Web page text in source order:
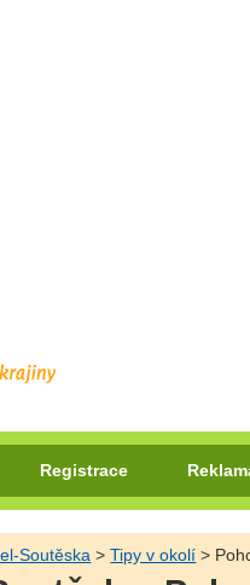
Registrace
Soutěska >Tipy v okolí >